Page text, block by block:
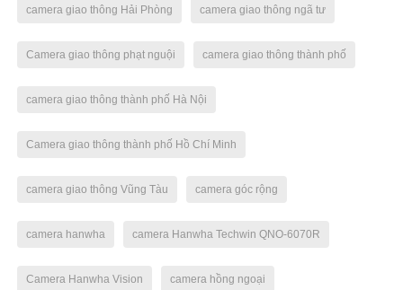
camera giao thông Hải Phòng camera giao thông ngã tư
Camera giao thông phạt nguội camera giao thông thành phố
camera giao thông thành phố Hà Nội
Camera giao thông thành phố Hồ Chí Minh
camera giao thông Vũng Tàu camera góc rộng
camera hanwha camera Hanwha Techwin QNO-6070R
Camera Hanwha Vision camera hồng ngoại